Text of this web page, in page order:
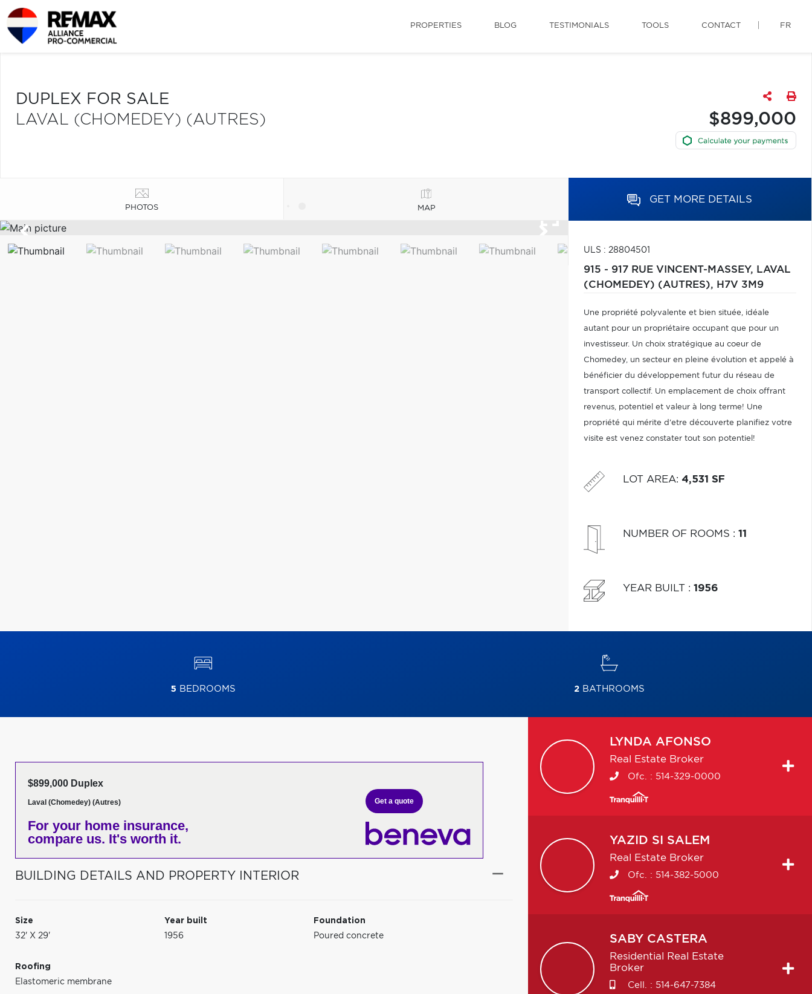
PROPERTIES BLOG TESTIMONIALS TOOLS CONTACT FR
DUPLEX FOR SALE
LAVAL (CHOMEDEY) (AUTRES)
$899,000
PHOTOS MAP
GET MORE DETAILS
ULS : 28804501
915 - 917 RUE VINCENT-MASSEY, LAVAL
(CHOMEDEY) (AUTRES), H7V 3M9
Une propriété polyvalente et bien située, idéale
autant pour un propriétaire occupant que pour un
investisseur. Un choix stratégique au coeur de
Chomedey, un secteur en pleine évolution et appelé à
bénéficier du développement futur du réseau de
transport collectif. Un emplacement de choix offrant
revenus, potentiel et valeur à long terme! Une
propriété qui mérite d'etre découverte planifiez votre
visite est venez constater tout son potentiel!
LOT AREA: 4,531 SF
NUMBER OF ROOMS : 11
YEAR BUILT : 1956
5 BEDROOMS 2BATHROOMS
$899,000 Duplex
Laval (Chomedey) (Autres)
For your home insurance,
compare us. It's worth it.
Get a quote
BUILDING DETAILS AND PROPERTY INTERIOR
Size
32' X 29'
Year built
1956
Foundation
Poured concrete
Roofing
Elastomeric membrane
LYNDA AFONSO
Real Estate Broker
Ofc. : 514-329-0000
YAZID SI SALEM
Real Estate Broker
Ofc. : 514-382-5000
SABY CASTERA
Residential Real Estate
Broker
Cell. : 514-647-7384